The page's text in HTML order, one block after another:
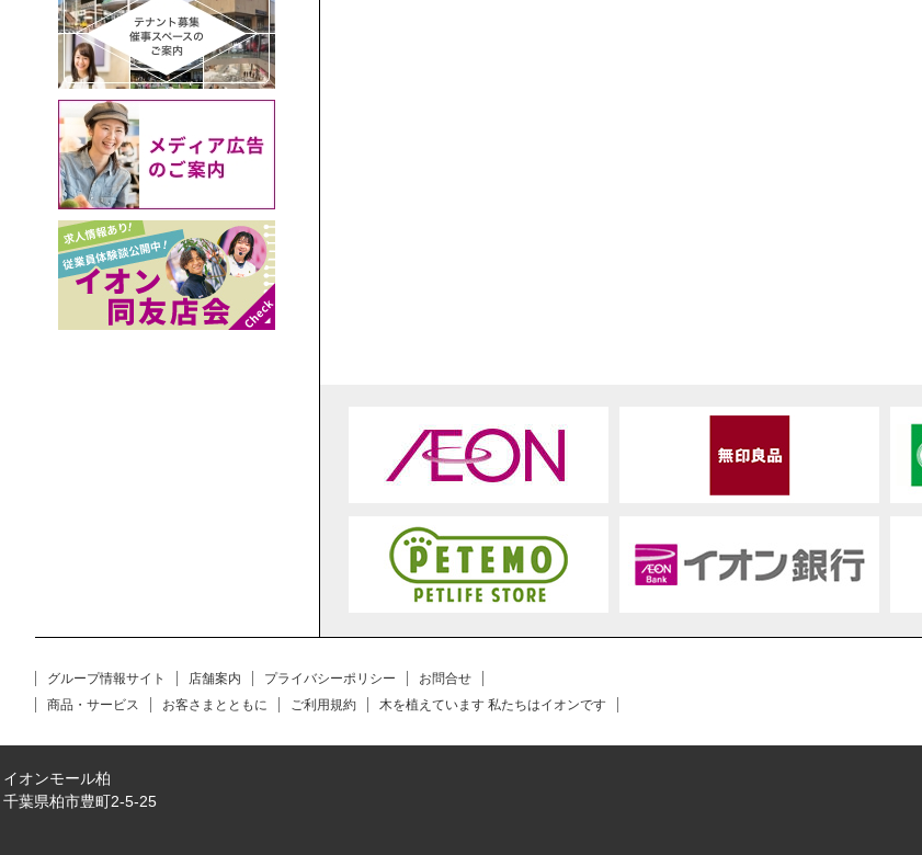
グループ情報サイト 店舗案内 プライバシーポリシー
お問合せ
商品・サービス
お客さまとともに ご利用規約 木を植えています 私たちはイオンです
イオンモール柏
千葉県柏市豊町2-5-25